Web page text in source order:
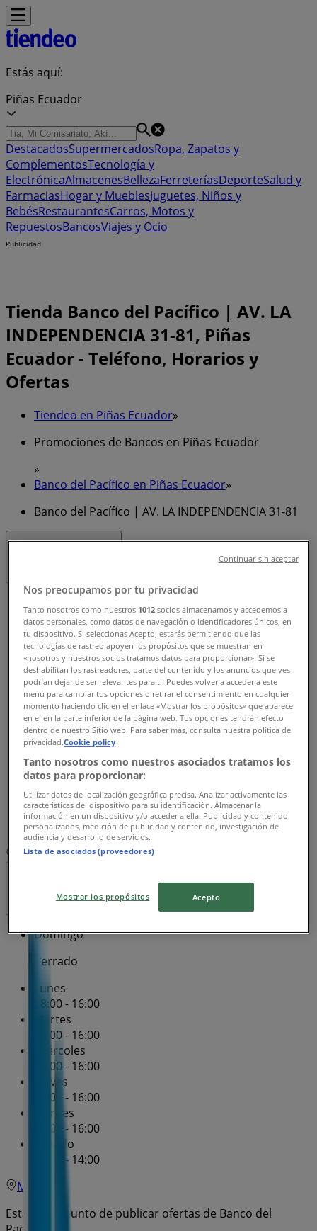
Estás aquí:
Piñas Ecuador
DestacadosSupermercadosRopa, Zapatos y
ComplementosTecnología y
ElectrónicaAlmacenesBellezaFerreteríasDeporteSalud y
FarmaciasHogar y MueblesJuguetes, Niños y
BebésRestaurantesCarros, Motos y
RepuestosBancosViajes y Ocio
Publicidad
Tienda Banco del Pacífico | AV. LA
INDEPENDENCIA 31-81, Piñas
Ecuador - Teléfono, Horarios y
Ofertas
Tiendeo en Piñas Ecuador»
Promociones de Bancos en Piñas Ecuador
»
Banco del Pacífico en Piñas Ecuador»
Banco del Pacífico | AV. LA INDEPENDENCIA 31-81
Cerrado
Lunes
08:00 - 16:00
Martes
08:00 - 16:00
Miércoles
08:00 - 16:00
Jueves
08:00 - 16:00
Viernes
08:00 - 16:00
Sábado
09:00 - 14:00
Mapa
Domingo
Cerrado
Lunes
08:00 - 16:00
Martes
08:00 - 16:00
Miércoles
08:00 - 16:00
Jueves
08:00 - 16:00
Viernes
08:00 - 16:00
Sábado
09:00 - 14:00
Mapa
Estamos a punto de publicar ofertas de Banco del
Nos preocupamos por tu privacidad
Tanto nosotros como nuestros 1012 socios almacenamos y accedemos a
datos personales, como datos de navegación o identificadores únicos, en
tu dispositivo. Si seleccionas Acepto, estarás permitiendo que las
tecnologías de rastreo apoyen los propósitos que se muestran en
«nosotros y nuestros socios tratamos datos para proporcionar». Si se
deshabilitan los rastreadores, parte del contenido y los anuncios que ves
podrían dejar de ser relevantes para ti. Puedes volver a acceder a este
menú para cambiar tus opciones o retirar el consentimiento en cualquier
momento haciendo clic en el enlace «Mostrar los propósitos» que aparece
en el en la parte inferior de la página web. Tus opciones tendrán efecto
dentro de nuestro Sitio web. Para saber más, consulta nuestra política de
privacidad.Cookie policy
Tanto nosotros como nuestros asociados tratamos los
datos para proporcionar:
Utilizar datos de localización geográfica precisa. Analizar activamente las
características del dispositivo para su identificación. Almacenar la
información en un dispositivo y/o acceder a ella. Publicidad y contenido
personalizados, medición de publicidad y contenido, investigación de
audiencia y desarrollo de servicios.
Lista de asociados (proveedores)
Mostrar los propósitos Acepto
Continuar sin aceptar